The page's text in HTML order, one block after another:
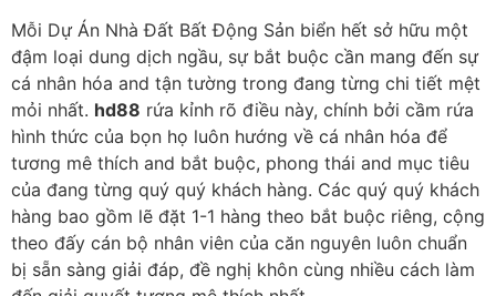
Mỗi Dự Án Nhà Đất Bất Động Sản biển hết sở hữu một
đậm loại dung dịch ngầu, sự bắt buộc cần mang đến sự
cá nhân hóa and tận tường trong đang từng chi tiết mệt
mỏi nhất. hd88 rứa kỉnh rõ điều này, chính bởi cầm rứa
hình thức của bọn họ luôn hướng về cá nhân hóa để
tương mê thích and bắt buộc, phong thái and mục tiêu
của đang từng quý quý khách hàng. Các quý quý khách
hàng bao gồm lẽ đặt 1-1 hàng theo bắt buộc riêng, cộng
theo đấy cán bộ nhân viên của căn nguyên luôn chuẩn
bị sẵn sàng giải đáp, đề nghị khôn cùng nhiều cách làm